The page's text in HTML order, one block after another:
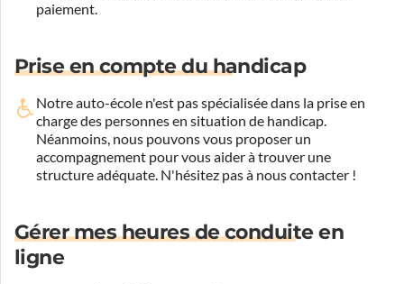
paiement.
Prise en compte du handicap
Notre auto-école n'est pas spécialisée dans la prise en
charge des personnes en situation de handicap.
Néanmoins, nous pouvons vous proposer un
accompagnement pour vous aider à trouver une
structure adéquate. N'hésitez pas à nous contacter !
Gérer mes heures de conduite en
ligne